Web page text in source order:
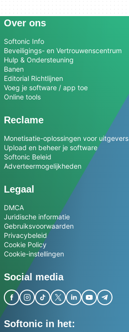
Over ons
Softonic Info
Beveiligings- en Vertrouwenscentrum
Hulp & Ondersteuning
Banen
Editorial Richtlijnen
Voeg je software / app toe
Online tools
Reclame
Monetisatie-oplossingen voor uitgevers
Upload en beheer je software
Softonic Beleid
Adverteermogelijkheden
Legaal
DMCA
Juridische informatie
Gebruiksvoorwaarden
Privacybeleid
Cookie Policy
Cookie-instellingen
Social media
Softonic in het: